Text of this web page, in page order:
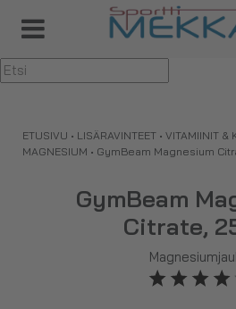
ETUSIVU • LISÄRAVINTEET • VITAMIINIT &
MAGNESIUM • GymBeam Magnesium
GymBeam
Citrate,